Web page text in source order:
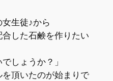
生徒♪から
した石鹸を作りたい
しょうか？」
頂いたのが始まりで